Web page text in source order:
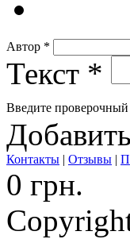
Автор *
Текст *
Введите проверочный
Контакты | Отзывы |
0 грн.